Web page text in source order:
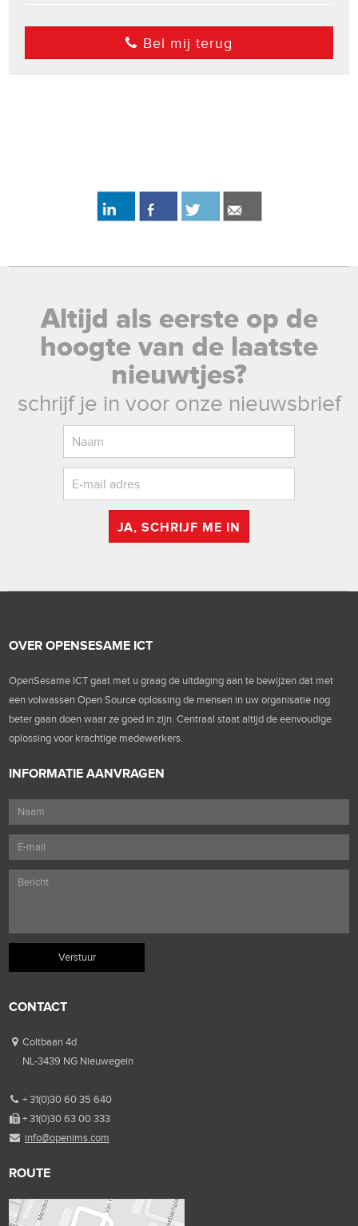
Bel mij terug
Altijd als eerste op de
hoogte van de laatste
nieuwtjes?
schrijf je in voor onze nieuwsbrief
JA, SCHRIJF ME IN
OVER OPENSESAME ICT
OpenSesame ICT gaat met u graag de uitdaging aan te bewijzen dat met
een volwassen Open Source oplossing de mensen in uw organisatie nog
beter gaan doen waar ze goed in zijn. Centraal staat altijd de eenvoudige
oplossing voor krachtige medewerkers.
INFORMATIE AANVRAGEN
CONTACT
Coltbaan 4d
NL-3439 NG Nieuwegein
+ 31(0)30 60 35 640
+ 31(0)30 63 00 333
info@openims.com
ROUTE